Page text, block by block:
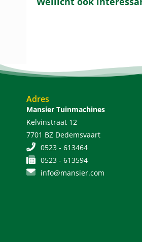
Adres
Mansier Tuinmachines
Kelvinstraat 12
7701 BZ Dedemsvaart
0523 - 613464
0523 - 613594
info@mansier.com